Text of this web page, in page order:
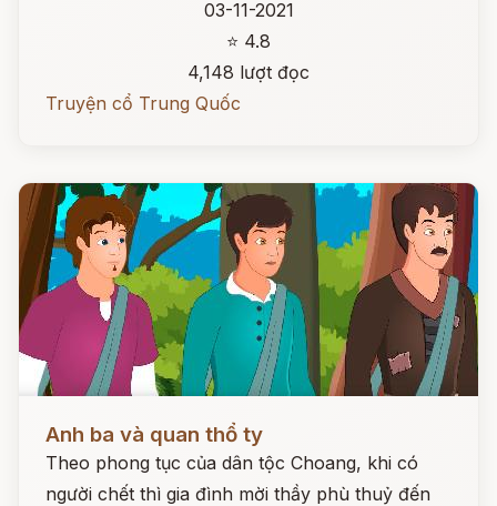
03-11-2021
⭐ 4.8
4,148 lượt đọc
Truyện cổ Trung Quốc
Anh ba và quan thổ ty
Theo phong tục của dân tộc Choang, khi có
người chết thì gia đình mời thầy phù thuỷ đến